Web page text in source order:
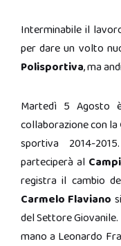
Interminabile il
per dare un volto
Polisportiva, ma
Martedì 5 Agosto
collaborazione con la
sportiva 2014-
parteciperà al
registra il cambio
Carmelo Flaviano
del Settore
mano a Leonardo